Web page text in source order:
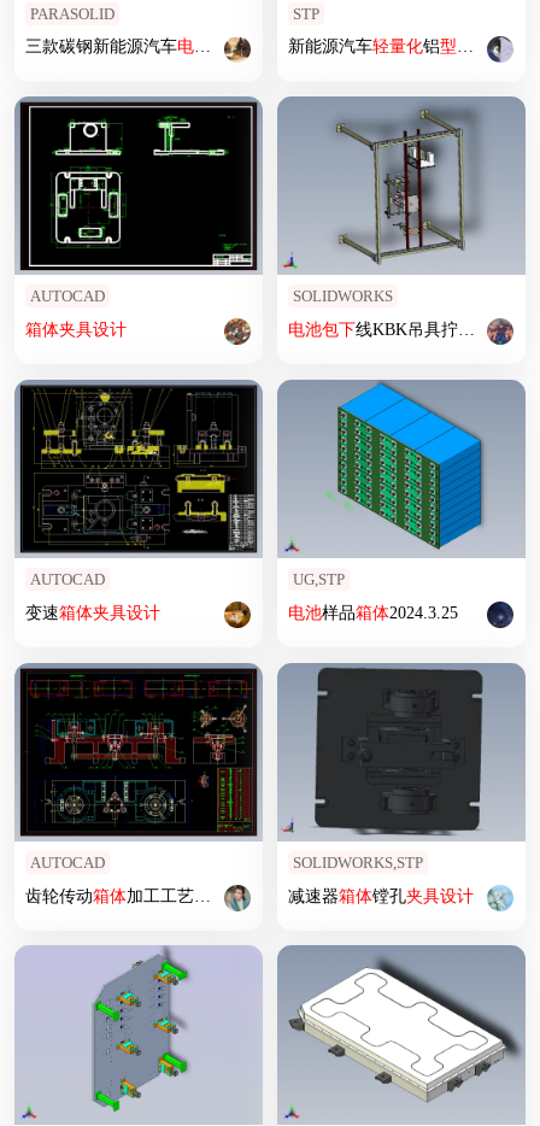
PARASOLID
三款碳钢新能源汽车电池 包下箱体 设计
STP
新能源汽车轻量化铝型材 电池包
AUTOCAD
箱体夹具设计
SOLIDWORKS
电池包下线KBK吊具拧紧工装1369657
AUTOCAD
变速箱体夹具设计
UG,STP
电池样品箱体2024.3.25
AUTOCAD
齿轮传动箱体加工工艺夹具设计
SOLIDWORKS,STP
减速器箱体镗孔夹具设计